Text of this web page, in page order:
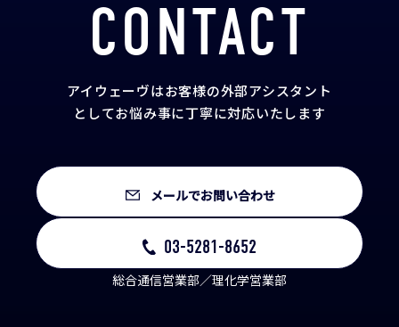
CONTACT
アイウェーヴはお客様の外部アシスタント
としてお悩み事に丁寧に対応いたします
メールでお問い合わせ
03-5281-8652
総合通信営業部／理化学営業部